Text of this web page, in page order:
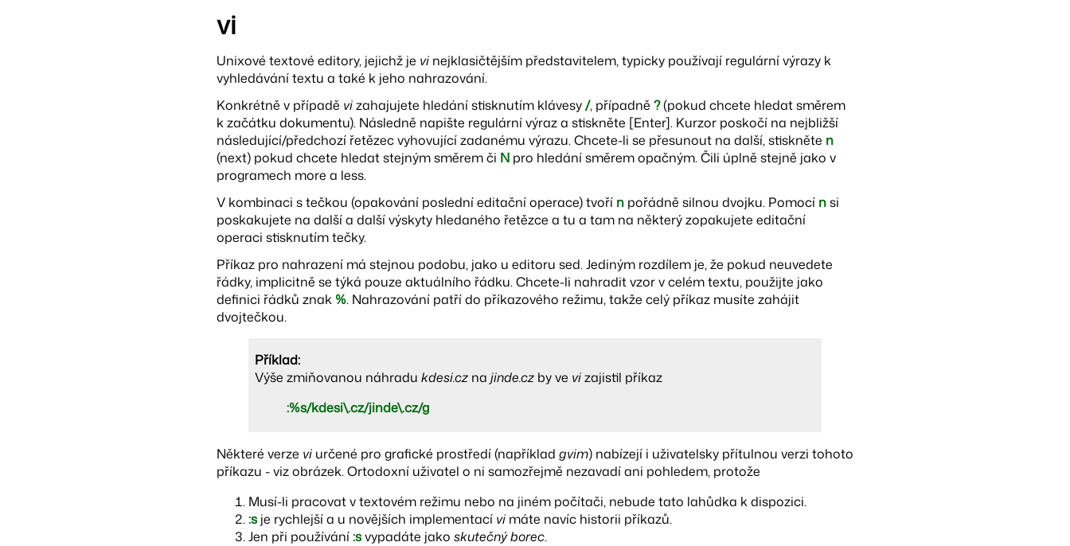
vi
Unixové textové editory, jejichž je vi nejklasičtějším představitelem, typicky používají regulární výrazy k
vyhledávání textu a také k jeho nahrazování.
Konkrétně v případě vizahajujete hledání stisknutím klávesy/, případně ?(pokud chcete hledat směrem
k začátku dokumentu). Následně napište regulární výraz a stiskněte [Enter]. Kurzor poskočí na nejbližší
následující/předchozí řetězec vyhovující zadanému výrazu. Chcete-li se přesunout na další, stiskněte n
(next) pokud chcete hledat stejným směrem či N pro hledání směrem opačným. Čili úplně stejně jako v
programech more a less.
V kombinaci s tečkou (opakování poslední editační operace) tvoří n pořádně silnou dvojku. Pomocí nsi
poskakujete na další a další výskyty hledaného řetězce a tu a tam na některý zopakujete editační
operaci stisknutím tečky.
Příkaz pro nahrazení má stejnou podobu, jako u editoru sed. Jediným rozdílem je, že pokud neuvedete
řádky, implicitně se týká pouze aktuálního řádku. Chcete-li nahradit vzor v celém textu, použijte jako
definici řádků znak %. Nahrazování patří do příkazového režimu, takže celý příkaz musíte zahájit
dvojtečkou.
Příklad:
Výše zmiňovanou náhradu kdesi.cz na jinde.cz by ve vizajistil příkaz
:%s/kdesi\.cz/jinde\.cz/g
Některé verze vi určené pro grafické prostředí (například gvim) nabízejí i uživatelsky přítulnou verzi tohoto
příkazu - viz obrázek. Ortodoxní uživatel o ni samozřejmě nezavadí ani pohledem, protože
Musí-li pracovat v textovém režimu nebo na jiném počítači, nebude tato lahůdka k dispozici.
:s je rychlejší a u novějších implementací vi máte navíc historii příkazů.
Jen při používání:svypadáte jako skutečný borec.